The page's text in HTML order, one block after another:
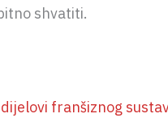
shvatiti.
franšiznog